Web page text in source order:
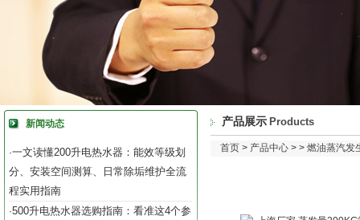
新闻动态
·一文读懂200升电热水器：能效等级划
分、安装空间测算、日常除垢维护全流
程实用指南
·500升电热水器选购指南：看准这4个参
产品展示 Products
首页 > 产品中心 > > 燃油蒸汽发